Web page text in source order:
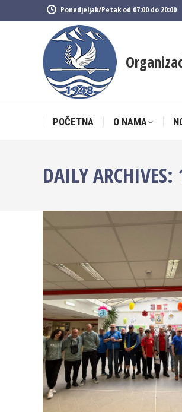
Ponedjeljak/Petak od 07:00 do 20:00
POČETNA O NAMA
DAILY ARCHIVES:
POČETNA O NAMA